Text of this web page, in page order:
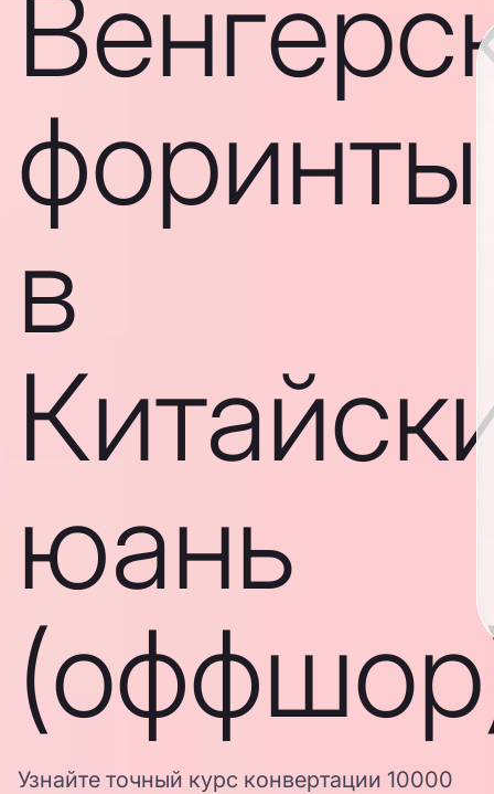
форинты
в
юань
Узнайте точный курс конвертации 10000